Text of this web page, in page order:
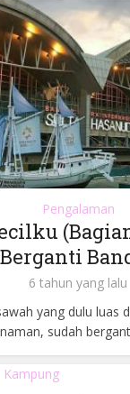
Pengalaman
6 tahun yang lalu
yang dulu luas
sudah